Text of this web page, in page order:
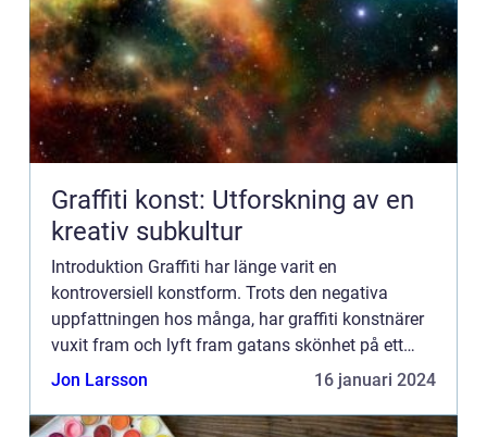
Graffiti konst: Utforskning av en
kreativ subkultur
Introduktion Graffiti har länge varit en
kontroversiell konstform. Trots den negativa
uppfattningen hos många, har graffiti konstnärer
vuxit fram och lyft fram gatans skönhet på ett
sätt som få andra konstformer kan. Denna artikel
Jon Larsson 16 januari 2024